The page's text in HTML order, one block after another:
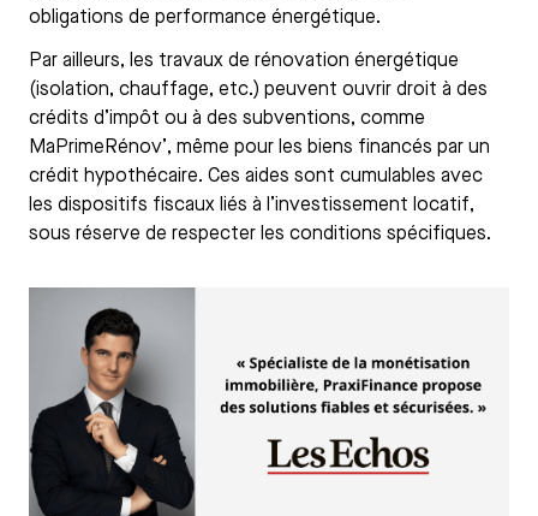
obligations de performance énergétique.
Par ailleurs, les travaux de rénovation énergétique
(isolation, chauffage, etc.) peuvent ouvrir droit à des
crédits d’impôt ou à des subventions, comme
MaPrimeRénov’, même pour les biens financés par un
crédit hypothécaire. Ces aides sont cumulables avec
les dispositifs fiscaux liés à l’investissement locatif,
sous réserve de respecter les conditions spécifiques.